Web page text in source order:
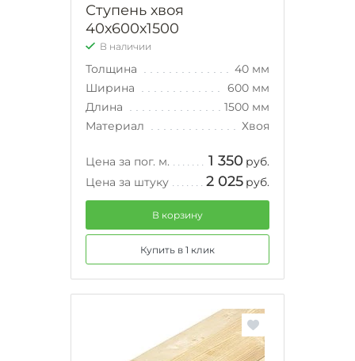
Ступень хвоя
40х600х1500
В наличии
Толщина
40 мм
Ширина
600 мм
Длина
1500 мм
Материал
Хвоя
Цена за пог. м. 1 350 руб.
Цена за штуку
2 025 руб.
В корзину
Купить в 1 клик